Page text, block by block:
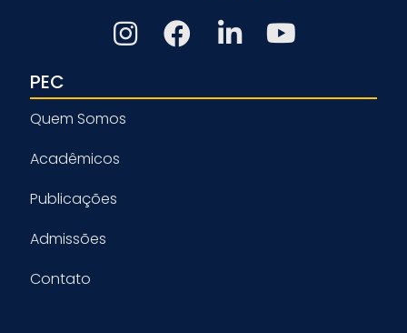
PEC
Quem Somos
Acadêmicos
Publicações
Admissões
Contato